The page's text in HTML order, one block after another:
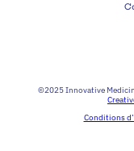
©2025 Innovative
Conditions